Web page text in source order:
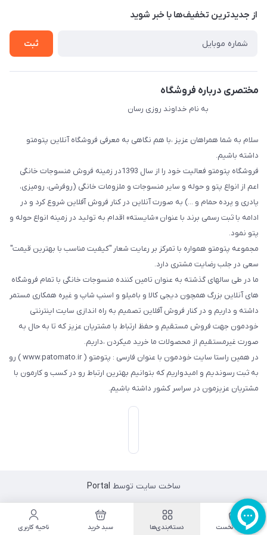
درباره ما
راهنما
از جدید‌ترین تخفیف‌ها با‌ خبر شوید
ثبت
مختصری درباره فروشگاه
به نام خداوند روزی رسان
سلام به شما همراهان عزیز ،با هم نگاهی به معرفی فروشگاه آنلاین پتومتو
داشته باشیم.
فروشگاه پتومتو فعالیت خود را از سال 1393در زمینه فروش منسوجات خانگی
اعم از انواع پتو و حوله و سایر منسوجات و ملزومات خانگی (روفرشی، رومیزی،
پادری و پرده حمام و ...) به صورت آنلاین در کنار فروش آفلاین شروع کرد و در
ادامه با ثبت رسمی برند با عنوان «شایسته» اقدام به تولید در زمینه انواع حوله و
پتو نمود.
مجموعه پتومتو همواره با تمرکز بر رعایت شعار "کیفیت مناسب با بهترین قیمت"
سعی در جلب رضایت مشتری دارد.
ما در طی سالهای گذشته به عنوان تامین کننده منسوجات خانگی با تمام فروشگاه
های آنلاین بزرگ همچون دیجی کالا و بامیلو و اسنپ شاپ و غیره همکاری مستمر
داشته و داریم و در کنار فروش آفلاین تصمیم به راه اندازی سایت اینترنتی
خودمون جهت فروش مستقیم و حفظ ارتباط با مشتریان عزیز که تا به حال به
صورت غیرمستقیم از محصولات ما خرید میکردن ،داریم.
در همین راستا سایت خودمون با عنوان فارسی : پتومتو ( www.patomato.ir ) رو
به ثبت رسوندیم و امیدواریم که بتوانیم بهترین ارتباط رو در کسب و کارمون با
مشتریان عزیزمون در سراسر کشور داشته باشیم.
ساخت سایت توسط Portal
صفحه نخست دسته‌بندی‌ها سبد خرید ناحیه کاربری